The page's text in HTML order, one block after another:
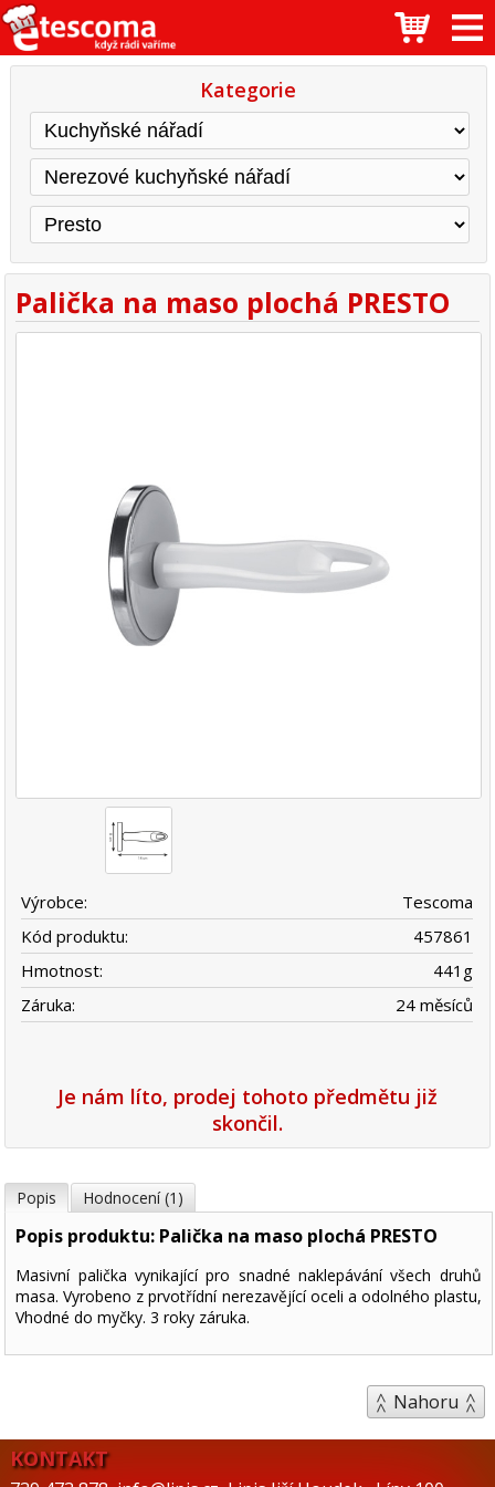
Kategorie
Palička na maso plochá PRESTO
Výrobce:
Tescoma
Kód produktu:
457861
Hmotnost:
441 g
Záruka:
24 měsíců
Je nám líto, prodej tohoto předmětu již
skončil.
Popis Hodnocení (1)
Popis produktu: Palička na maso plochá PRESTO
Masivní palička vynikající pro snadné naklepávání všech druhů
masa. Vyrobeno z prvotřídní nerezavějící oceli a odolného plastu,
Vhodné do myčky. 3 roky záruka.
Nahoru
KONTAKT